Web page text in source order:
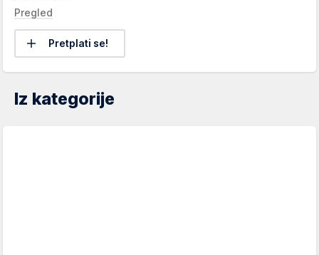
Pregled
Pretplati se!
Iz kategorije